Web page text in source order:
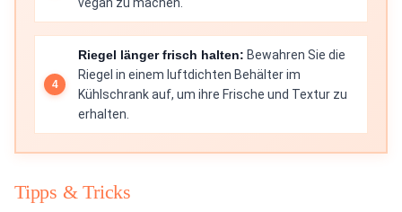
Riegel länger frisch halten: Bewahren Sie die
Riegel in einem luftdichten Behälter im
Kühlschrank auf, um ihre Frische und Textur zu
erhalten.
Tipps & Tricks